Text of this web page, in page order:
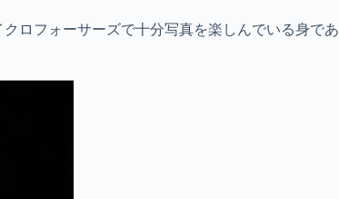
ロフォーサーズで十分写真を楽しんでいる身であ